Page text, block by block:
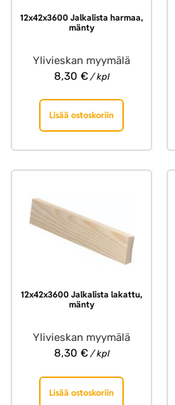
12x42x3600 Jalkalista harmaa,
mänty
Ylivieskan myymälä
8,30 €/ kpl
Lisää ostoskoriin
12x42x3600 Jalkalista lakattu,
mänty
Ylivieskan myymälä
8,30 €/ kpl
Lisää ostoskoriin